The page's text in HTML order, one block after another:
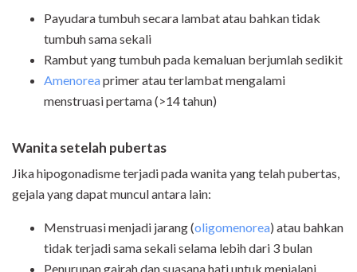
Payudara tumbuh secara lambat atau bahkan tidak
tumbuh sama sekali
Rambut yang tumbuh pada kemaluan berjumlah sedikit
Amenoreaprimer atau terlambat mengalami
menstruasi pertama (>14 tahun)
Wanita setelah pubertas
Jika hipogonadisme terjadi pada wanita yang telah pubertas,
gejala yang dapat muncul antara lain:
Menstruasi menjadi jarang (oligomenorea) atau bahkan
tidak terjadi sama sekali selama lebih dari 3 bulan
Penurunan gairah dan suasana hati untuk menjalani